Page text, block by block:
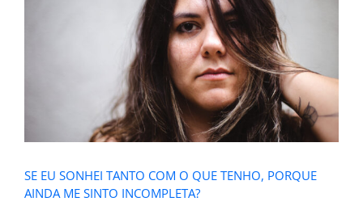
SE EU SONHEI TANTO COM O QUE
TENHO, PORQUE AINDA ME SINTO
INCOMPLETA?
SE EU SONHEI TANTO COM O QUE TENHO, PORQUE
AINDA ME SINTO INCOMPLETA?